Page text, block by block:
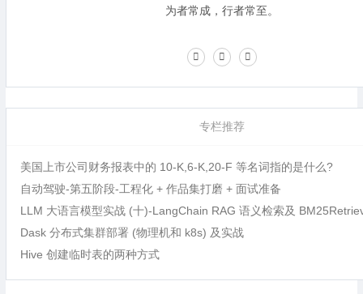
为者常成，行者常至。
专栏推荐
美国上市公司财务报表中的 10-K,6-K,20-F 等名词指的是什么?
自动驾驶-第五阶段-工程化 + 作品集打磨 + 面试准备
LLM 大语言模型实战 (十)-LangChain RAG 语义检索及
Dask 分布式集群部署 (物理机和 k8s) 及实战
Hive 创建临时表的两种方式